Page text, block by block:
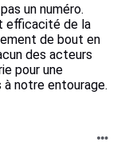
un numéro.
efficacité de la
de bout en
des acteurs
pour une
notre entourage.